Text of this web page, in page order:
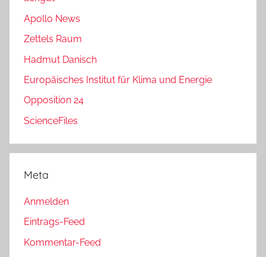
Apollo News
Zettels Raum
Hadmut Danisch
Europäisches Institut für Klima und Energie
Opposition 24
ScienceFiles
Meta
Anmelden
Eintrags-Feed
Kommentar-Feed